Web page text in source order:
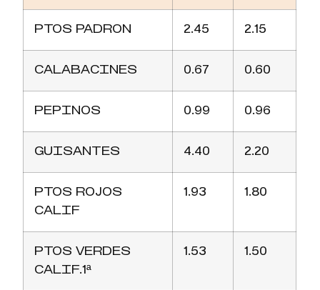
PTOS PADRON 2.45 2.15
CALABACINES 0.67 0.60
PEPINOS 0.99 0.96
GUISANTES 4.40 2.20
PTOS ROJOS
CALIF
1.93 1.80
PTOS VERDES
CALIF.1ª
1.53 1.50